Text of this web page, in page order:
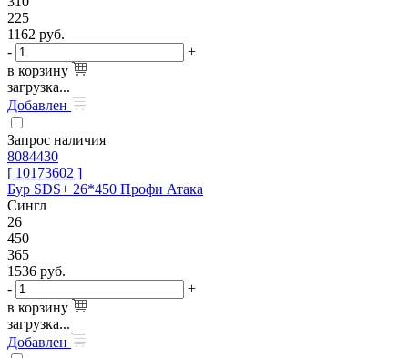
225
1162 руб.
-
+
в корзину
загрузка...
Добавлен
Запрос наличия
8084430
[ 10173602 ]
Бур SDS+ 26*450 Профи Атака
Сингл
26
450
365
1536 руб.
-
+
в корзину
загрузка...
Добавлен